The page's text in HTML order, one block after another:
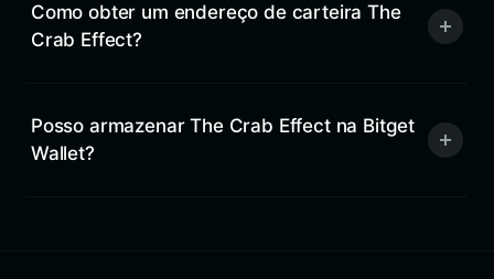
Como obter um endereço de carteira The
Crab Effect?
Posso armazenar The Crab Effect na Bitget
Wallet?